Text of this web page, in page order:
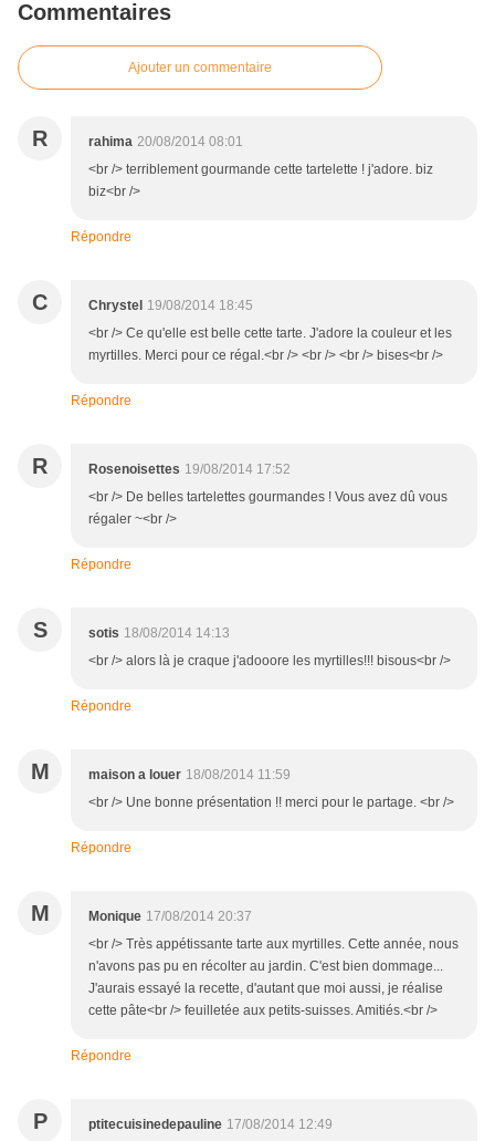
Commentaires
Ajouter un commentaire
R rahima 20/08/2014 08:01
<br /> terriblement gourmande cette tartelette ! j'adore. biz
biz<br />
Répondre
C Chrystel 19/08/2014 18:45
<br /> Ce qu'elle est belle cette tarte. J'adore la couleur et les
myrtilles. Merci pour ce régal.<br /> <br /> <br /> bises<br />
Répondre
R Rosenoisettes 19/08/2014 17:52
<br /> De belles tartelettes gourmandes ! Vous avez dû vous
régaler ~<br />
Répondre
S sotis 18/08/2014 14:13
<br /> alors là je craque j'adooore les myrtilles!!! bisous<br />
Répondre
M maison a louer 18/08/2014 11:59
<br /> Une bonne présentation !! merci pour le partage. <br />
Répondre
M Monique 17/08/2014 20:37
<br /> Très appétissante tarte aux myrtilles. Cette année, nous
n'avons pas pu en récolter au jardin. C'est bien dommage...
J'aurais essayé la recette, d'autant que moi aussi, je réalise
cette pâte<br /> feuilletée aux petits-suisses. Amitiés.<br />
Répondre
P ptitecuisinedepauline 17/08/2014 12:49